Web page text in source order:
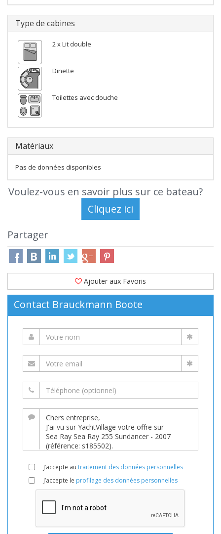
Type de cabines
2 x Lit double
Dinette
Toilettes avec douche
Matériaux
Pas de données disponibles
Voulez-vous en savoir plus sur ce bateau?
Partager
Ajouter aux Favoris
Contact Brauckmann Boote
J’accepte au traitement des données personnelles
J’accepte le profilage des données personnelles